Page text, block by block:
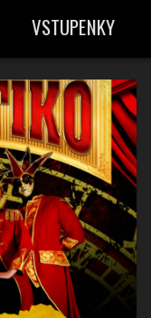
VSTUPENKY